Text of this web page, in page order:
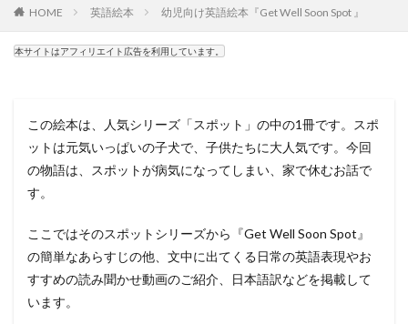
HOME 英語絵本 幼児向け英語絵本『Get Well Soon Spot 』
本サイトはアフィリエイト広告を利用しています。
この絵本は、人気シリーズ「スポット」の中の1冊です。スポ
ットは元気いっぱいの子犬で、子供たちに大人気です。今回
の物語は、スポットが病気になってしまい、家で休むお話で
す。
ここではそのスポットシリーズから『Get Well Soon Spot』
の簡単なあらすじの他、文中に出てくる日常の英語表現やお
すすめの読み聞かせ動画のご紹介、日本語訳などを掲載して
います。